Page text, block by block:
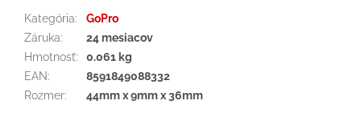
Kategória:
GoPro
Záruka:
24 mesiacov
Hmotnosť:
0.061 kg
EAN:
8591849088332
Rozmer: 44mm x 9mm x 36mm